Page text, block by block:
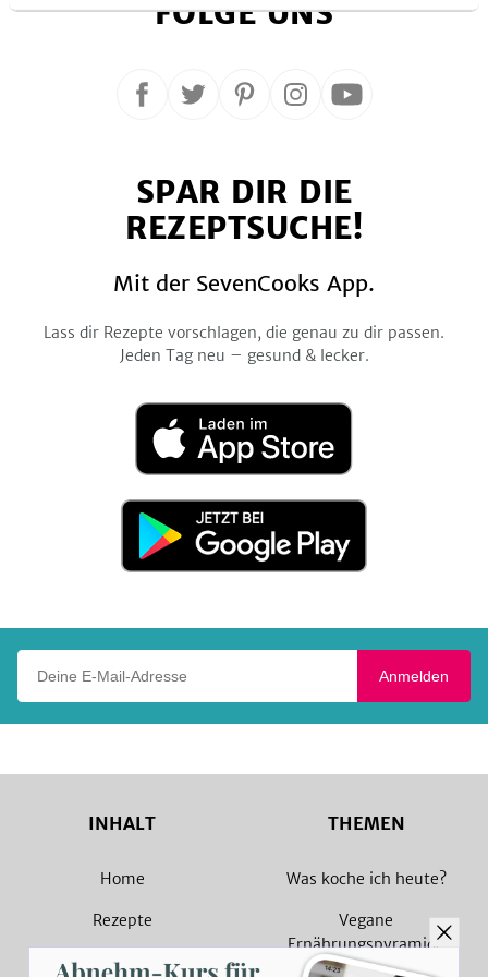
FOLGE UNS
Folge
Facebook
Folge
Twitter
Folge
Pinterest
Folge
Instagram
Folge
YouTube
SPAR DIR DIE
REZEPTSUCHE!
Mit der SevenCooks App.
Lass dir Rezepte vorschlagen, die genau zu dir passen.
Jeden Tag neu – gesund & lecker.
Laden
im
App
Jetzt
Google
Anmelden
INHALT
Home
Rezepte
Magazin
THEMEN
Was koche ich heute?
Vegane
Ernährungspyramide